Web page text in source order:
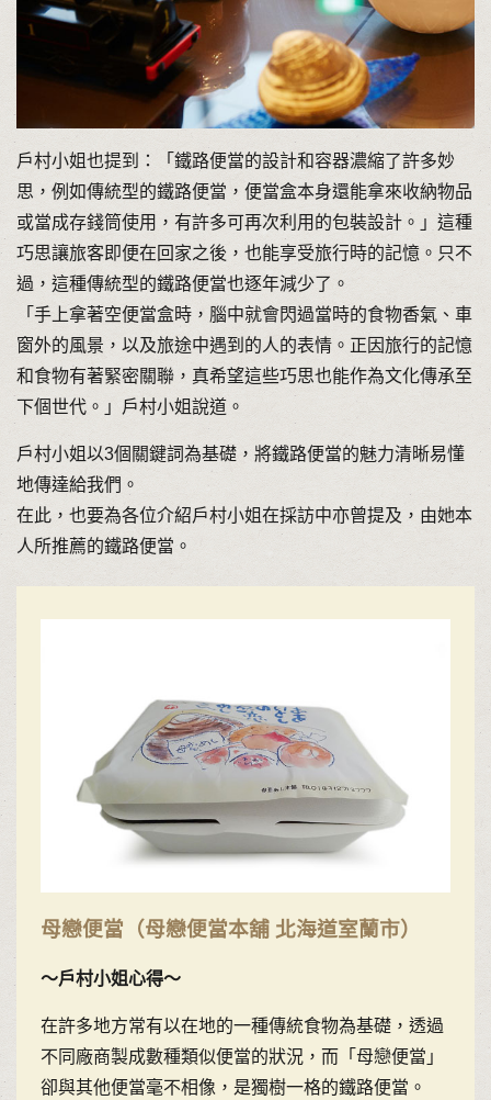
戶村小姐也提到：「鐵路便當的設計和容器濃縮了許多妙
思，例如傳統型的鐵路便當，便當盒本身還能拿來收納物品
或當成存錢筒使用，有許多可再次利用的包裝設計。」這種
巧思讓旅客即便在回家之後，也能享受旅行時的記憶。只不
過，這種傳統型的鐵路便當也逐年減少了。
「手上拿著空便當盒時，腦中就會閃過當時的食物香氣、車
窗外的風景，以及旅途中遇到的人的表情。正因旅行的記憶
和食物有著緊密關聯，真希望這些巧思也能作為文化傳承至
下個世代。」戶村小姐說道。
戶村小姐以3個關鍵詞為基礎，將鐵路便當的魅力清晰易懂
地傳達給我們。
在此，也要為各位介紹戶村小姐在採訪中亦曾提及，由她本
人所推薦的鐵路便當。
母戀便當（母戀便當本舖 北海道室蘭市）
〜戶村小姐心得〜
在許多地方常有以在地的一種傳統食物為基礎，透過
不同廠商製成數種類似便當的狀況，而「母戀便當」
卻與其他便當毫不相像，是獨樹一格的鐵路便當。